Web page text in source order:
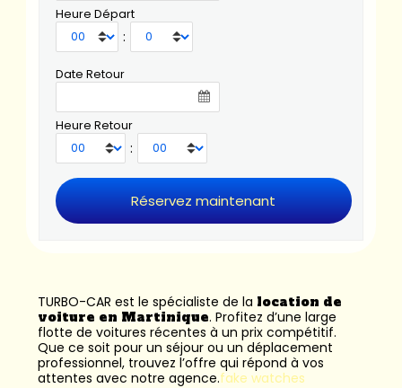
Heure Départ
:
Date Retour
Heure Retour
:
TURBO-CAR est le spécialiste de la location de
voiture en Martinique. Profitez d’une large
flotte de voitures récentes à un prix compétitif.
Que ce soit pour un séjour ou un déplacement
professionnel, trouvez l’offre qui répond à vos
attentes avec notre agence.fake watches